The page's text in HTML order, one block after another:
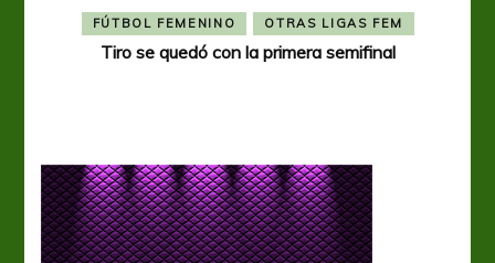
FÚTBOL FEMENINO OTRAS LIGAS FEM
Tiro se quedó con la primera semifinal